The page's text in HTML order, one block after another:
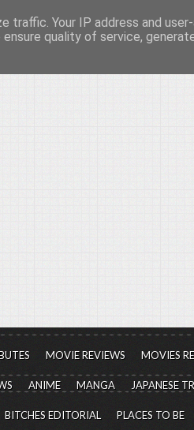
και έκταση...
MOVIE REVIEWS MOVIES
ANIME MANGA JAPANESE
BITCHES EDITORIAL PLACES TO BE
traffic. Your IP address and
quality of service,